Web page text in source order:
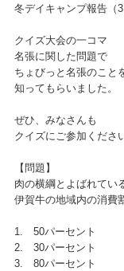
冬デイキャンプ報告（3
クイズ大会の一コマ
名張に関した問題で
ちょびっと名張のこと
知ってもらいました。
ぜひ、みなさんも
クイズにご参加くださ
【問題】
肉の横綱とよばれてい
伊賀牛の地域内の消費
1. 50パーセント
2. 30パーセント
3. 80パーセント